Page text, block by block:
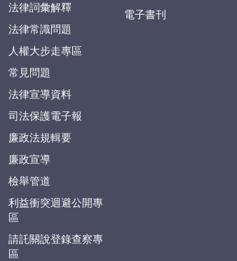
法律詞彙解釋
法律常識問題
人權大步走專區
常見問題
法律宣導資料
司法保護電子報
廉政法規輯要
廉政宣導
檢舉管道
利益衝突迴避公開專
區
請託關說登錄查察專
區
電子書刊